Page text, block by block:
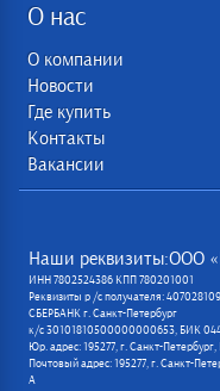
О нас
О компании
Новости
Где купить
Контакты
Вакансии
Наши реквизиты:ООО
ИНН 7802524386 КПП 780201001
Реквизиты р /с получателя:
СБЕРБАНК г. Санкт-Петербург
к/с 30101810500000000653, БИК
Юр. адрес: 195277, г. Санкт-
Почтовый адрес: 195277, г. Санкт-
А